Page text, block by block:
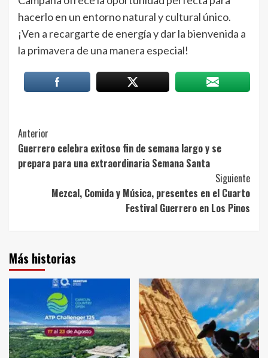
hacerlo en un entorno natural y cultural único.
¡Ven a recargarte de energía y dar la bienvenida a
la primavera de una manera especial!
Post
Navigation
Anterior
Guerrero celebra exitoso fin de semana largo y se
prepara para una extraordinaria Semana Santa
Siguiente
Mezcal, Comida y Música, presentes en el Cuarto
Festival Guerrero en Los Pinos
Más historias